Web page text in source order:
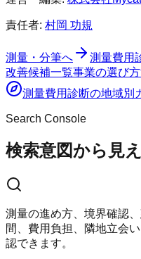
責任者: 村岡 功規
測量・分筆へ 測量費用
改善候補一覧事業の選び方
測量費用診断の地域別
Search Console
検索意図から見
測量の進め方、境界確認
間、費用負担、隣地立会
認できます。